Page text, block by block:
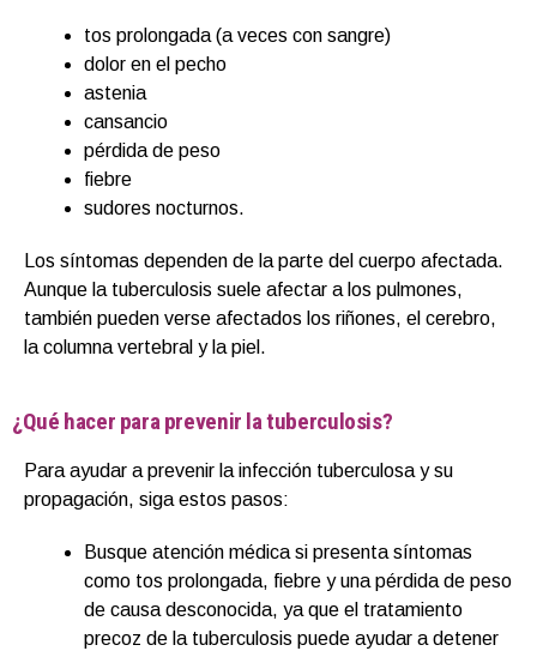
tos prolongada (a veces con sangre)
dolor en el pecho
astenia
cansancio
pérdida de peso
fiebre
sudores nocturnos.
Los síntomas dependen de la parte del cuerpo afectada.
Aunque la tuberculosis suele afectar a los pulmones,
también pueden verse afectados los riñones, el cerebro,
la columna vertebral y la piel.
¿Qué hacer para prevenir la tuberculosis?
Para ayudar a prevenir la infección tuberculosa y su
propagación, siga estos pasos:
Busque atención médica si presenta síntomas
como tos prolongada, fiebre y una pérdida de peso
de causa desconocida, ya que el tratamiento
precoz de la tuberculosis puede ayudar a detener